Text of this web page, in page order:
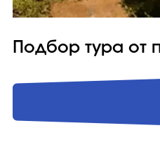
Подбор тура от